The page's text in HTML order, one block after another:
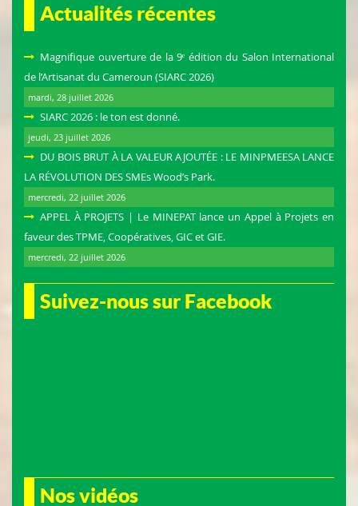
Actualités récentes
Magnifique ouverture de la 9ᵉ édition du Salon International
de l’Artisanat du Cameroun (SIARC 2026)
mardi, 28 juillet 2026
SIARC 2026 : le ton est donné.
jeudi, 23 juillet 2026
DU BOIS BRUT À LA VALEUR AJOUTÉE : LE MINPMEESA LANCE
LA RÉVOLUTION DES SMEs Wood’s Park.
mercredi, 22 juillet 2026
APPEL À PROJETS | Le MINEPAT lance un Appel à Projets en
faveur des TPME, Coopératives, GIC et GIE.
mercredi, 22 juillet 2026
Suivez-nous sur Facebook
Nos vidéos